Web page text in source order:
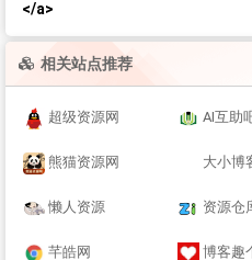
</a>
相关站点推荐
超级资源网 AI互助
熊猫资源网 大小博
懒人资源 资源仓
芊皓网 博客趣